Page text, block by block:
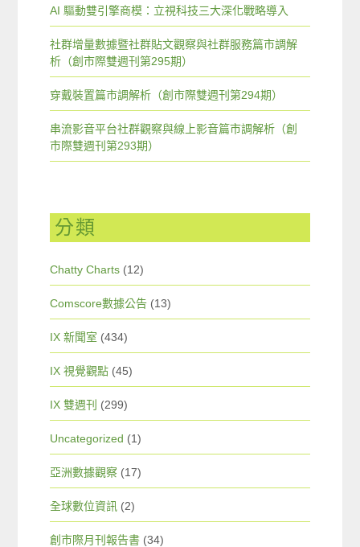
AI 驅動雙引擎商模：立視科技三大深化戰略導入
社群增量數據暨社群貼文觀察與社群服務篇市調解
析（創市際雙週刊第295期）
穿戴裝置篇市調解析（創市際雙週刊第294期）
串流影音平台社群觀察與線上影音篇市調解析（創
市際雙週刊第293期）
分類
Chatty Charts (12)
Comscore數據公告 (13)
IX 新聞室 (434)
IX 視覺觀點 (45)
IX 雙週刊 (299)
Uncategorized (1)
亞洲數據觀察 (17)
全球數位資訊 (2)
創市際月刊報告書 (34)